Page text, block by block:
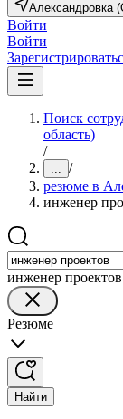
Александровка
Войти
Войти
Поиск
область)
/
... /
резюме в
инженер
инженер проектов
Резюме
Найти